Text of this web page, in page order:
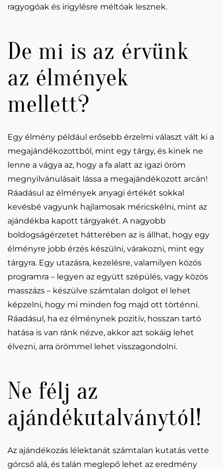
ragyogóak és irigylésre méltóak lesznek.
De mi is az érvünk
az élmények
mellett?
Egy élmény például erősebb érzelmi választ vált ki a
megajándékozottból, mint egy tárgy, és kinek ne
lenne a vágya az, hogy a fa alatt az igazi öröm
megnyilvánulásait lássa a megajándékozott arcán!
Ráadásul az élmények anyagi értékét sokkal
kevésbé vagyunk hajlamosak méricskélni, mint az
ajándékba kapott tárgyakét. A nagyobb
boldogságérzetet hátterében az is állhat, hogy egy
élményre jobb érzés készülni, várakozni, mint egy
tárgyra. Egy utazásra, kezelésre, valamilyen közös
programra – legyen az együtt szépülés, vagy közös
masszázs – készülve számtalan dolgot el lehet
képzelni, hogy mi minden fog majd ott történni.
Ráadásul, ha ez élménynek pozitív, hosszan tartó
hatása is van ránk nézve, akkor azt sokáig lehet
élvezni, arra örömmel lehet visszagondolni.
Ne félj az
ajándékutalványtól!
Az ajándékozás lélektanát számtalan kutatás vette
górcső alá, és talán meglepő lehet az eredmény